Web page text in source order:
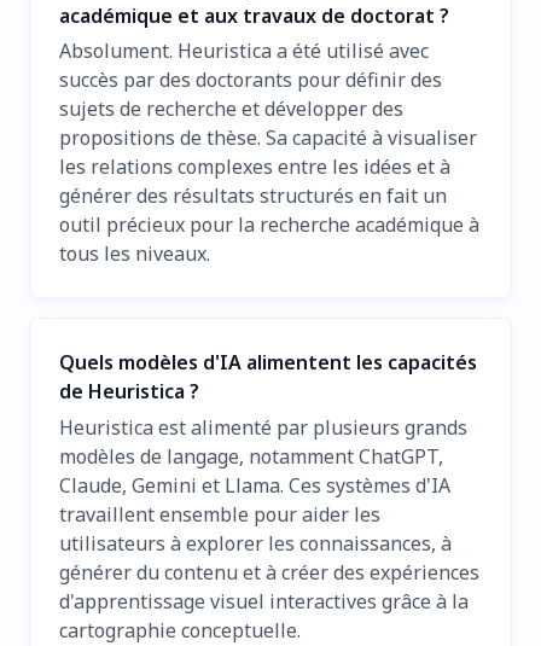
académique et aux travaux de doctorat ?
Absolument. Heuristica a été utilisé avec
succès par des doctorants pour définir des
sujets de recherche et développer des
propositions de thèse. Sa capacité à visualiser
les relations complexes entre les idées et à
générer des résultats structurés en fait un
outil précieux pour la recherche académique à
tous les niveaux.
Quels modèles d'IA alimentent les capacités
de Heuristica ?
Heuristica est alimenté par plusieurs grands
modèles de langage, notamment ChatGPT,
Claude, Gemini et Llama. Ces systèmes d'IA
travaillent ensemble pour aider les
utilisateurs à explorer les connaissances, à
générer du contenu et à créer des expériences
d'apprentissage visuel interactives grâce à la
cartographie conceptuelle.